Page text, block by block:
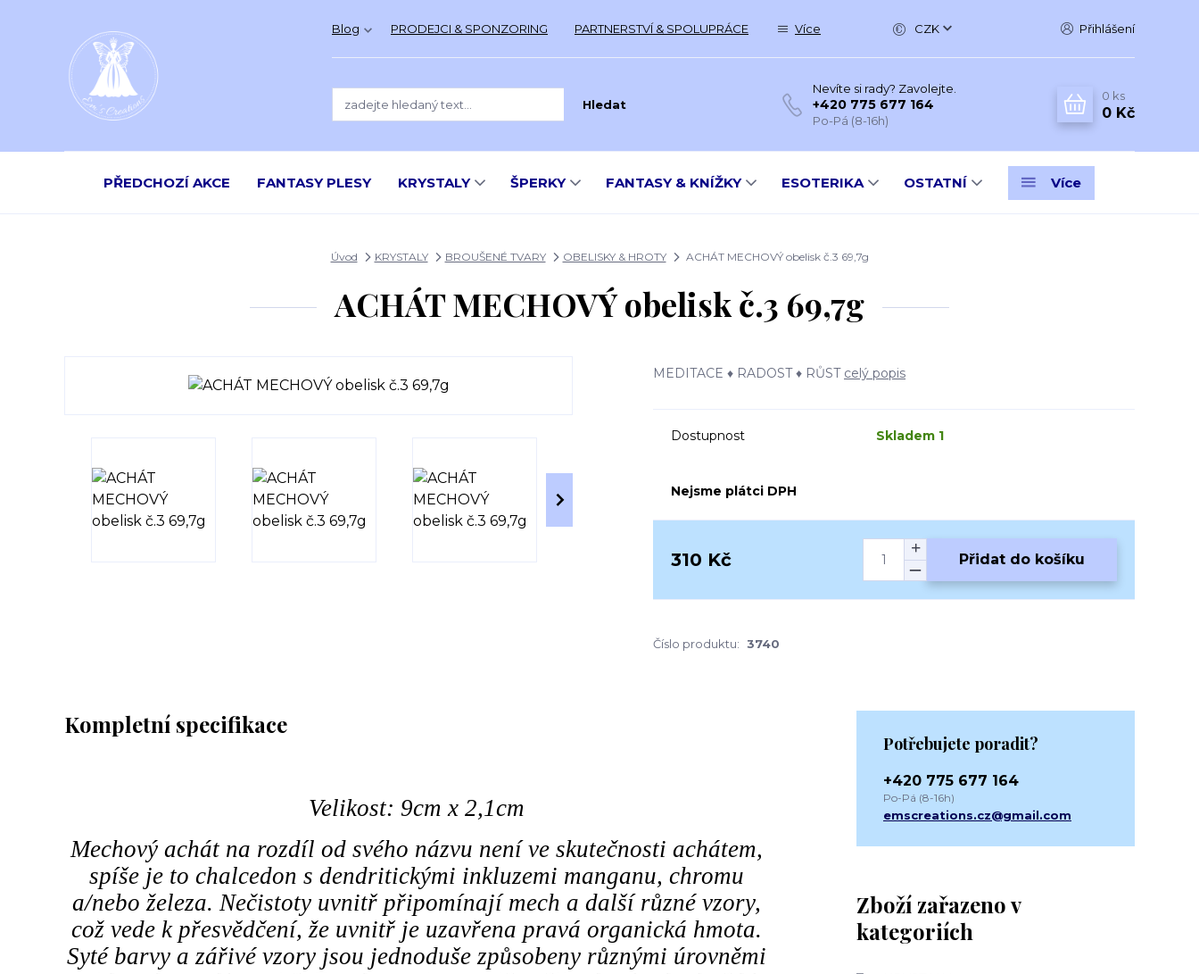
Blog PRODEJCI & SPONZORING PARTNERSTVÍ & SPOLUPRÁCE Více CZK Přihlášení
Hledat
Nevíte si rady? Zavolejte.
+420 775 677 164
Po-Pá (8-16h)
0 ks
0 Kč
PŘEDCHOZÍ AKCE FANTASY PLESY KRYSTALY ŠPERKY FANTASY & KNÍŽKY ESOTERIKA OSTATNÍ Více
Úvod KRYSTALY BROUŠENÉ TVARY OBELISKY & HROTY ACHÁT MECHOVÝ obelisk č.3 69,7g
ACHÁT MECHOVÝ obelisk č.3 69,7g
MEDITACE ♦ RADOST ♦ RŮST celý popis
Dostupnost Skladem 1
Nejsme plátci DPH
310 Kč Přidat do košíku
Číslo produktu: 3740
Kompletní specifikace
Velikost: 9cm x 2,1cm
Mechový achát na rozdíl od svého názvu není ve skutečnosti achátem,
spíše je to chalcedon s dendritickými inkluzemi manganu, chromu
a/nebo železa. Nečistoty uvnitř připomínají mech a další různé vzory,
což vede k přesvědčení, že uvnitř je uzavřena pravá organická hmota.
Syté barvy a zářivé vzory jsou jednoduše způsobeny různými úrovněmi
Zboží zařazeno v
kategoriích
Potřebujete poradit?
+420 775 677 164
Po-Pá (8-16h)
emscreations.cz@gmail.com